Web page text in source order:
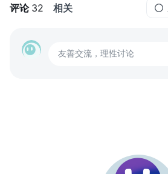
评论 32 相关
友善交流，理性讨论